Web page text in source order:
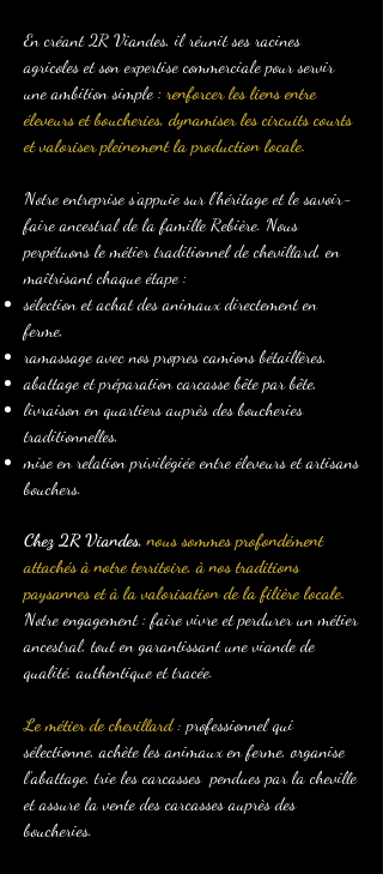
En créant 2R Viandes, il réunit ses racines
agricoles et son expertise commerciale pour servir
une ambition simple : renforcer les liens entre
éleveurs et boucheries, dynamiser les circuits courts
et valoriser pleinement la production locale.
Notre entreprise s’appuie sur l’héritage et le savoir-
faire ancestral de la famille Rebière. Nous
perpétuons le métier traditionnel de chevillard, en
maîtrisant chaque étape :
sélection et achat des animaux directement en
ferme,
ramassage avec nos propres camions bétaillères,
abattage et préparation carcasse bête par bête,
livraison en quartiers auprès des boucheries
traditionnelles,
mise en relation privilégiée entre éleveurs et artisans
bouchers.
Chez 2R Viandes,nous sommes profondément
attachés à notre territoire, à nos traditions
paysannes et à la valorisation de la filière locale.
Notre engagement : faire vivre et perdurer un métier
ancestral, tout en garantissant une viande de
qualité, authentique et tracée.
Le métier de chevillard : professionnel qui
sélectionne, achète les animaux en ferme, organise
l’abattage, trie les carcasses pendues par la cheville
et assure la vente des carcasses auprès des
boucheries.